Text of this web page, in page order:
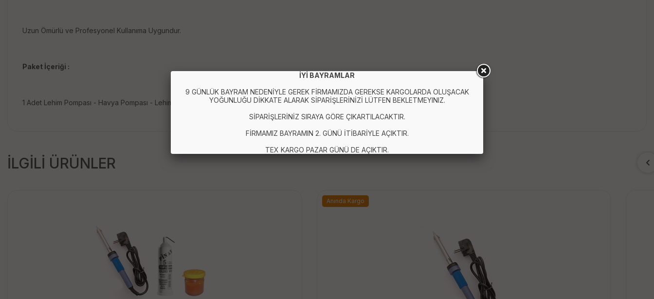
Uzun Ömürlü ve Profesyonel Kullanıma Uygundur.
Paket İçeriği :
1 Adet Lehim Pompası - Havya Pompası - Lehim Sökücü
İLGİLİ ÜRÜNLER
Anında Kargo
İYİ BAYRAMLAR
9 GÜNLÜK BAYRAM NEDENİYLE GEREK FİRMAMIZDA GEREKSE KARGOLARDA OLUŞACAK
YOĞUNLUĞU DİKKATE ALARAK SİPARİŞLERİNİZİ LÜTFEN BEKLETMEYINIZ.
SİPARİŞLERİNİZ SIRAYA GÖRE ÇIKARTILACAKTIR.
FİRMAMIZ BAYRAMIN 2. GÜNÜ İTİBARİYLE AÇIKTIR.
TEX KARGO PAZAR GÜNÜ DE AÇIKTIR.